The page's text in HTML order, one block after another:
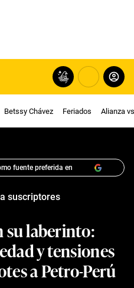
Betssy Chávez Feriados Alianza
fuente preferida en
suscriptores
su laberinto:
y tensiones
a Petro-Perú